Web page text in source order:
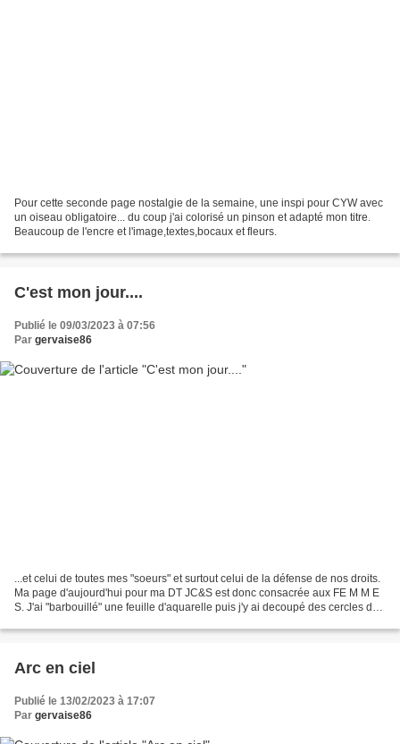
Pour cette seconde page nostalgie de la semaine, une inspi pour CYW avec
un oiseau obligatoire... du coup j'ai colorisé un pinson et adapté mon titre.
Beaucoup de l'encre et l'image,textes,bocaux et fleurs.
C'est mon jour....
Publié le 09/03/2023 à 07:56
Par gervaise86
...et celui de toutes mes "soeurs" et surtout celui de la défense de nos droits.
Ma page d'aujourd'hui pour ma DT JC&S est donc consacrée aux FE M M E
S. J'ai "barbouillé" une feuille d'aquarelle puis j'y ai decoupé des cercles de
Arc en ciel
Publié le 13/02/2023 à 17:07
Par gervaise86